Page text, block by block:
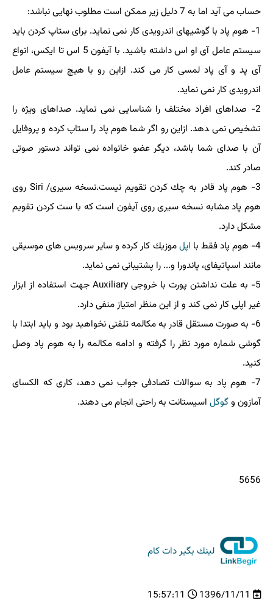
حساب می آید اما به 7 دلیل زیر ممكن است مطلوب نهایی نباشد:
1- هوم پاد با گوشیهای اندرویدی كار نمی نماید. برای ستاپ كردن باید
سیستم عامل آی او اس داشته باشید. با آیفون 5 اس تا ایكس، انواع
آی پد و آی پاد لمسی كار می كند. ازاین رو با هیچ سیستم عامل
اندرویدی كار نمی نماید.
2- صداهای افراد مختلف را شناسایی نمی نماید. صداهای ویژه را
تشخیص نمی ‍دهد. ازاین رو اگر شما هوم پاد را ستاپ كرده و پروفایل
آن با صدای شما باشد، دیگر عضو خانواده نمی تواند دستور صوتی
صادر كند.
3- هوم پاد قادر به چك كردن تقویم نیست.نسخه سیری/ Siri روی
هوم پاد مشابه نسخه سیری روی آیفون است كه با ست كردن تقویم
مشكل دارد.
4- هوم پاد فقط با
اپلموزیك كار كرده و سایر سرویس های موسیقی
مانند اسپاتیفای، پاندورا و... را پشتیبانی نمی نماید.
5- به علت نداشتن پورت با خروجی Auxiliary جهت استفاده از ابزار
غیر اپلی كار نمی كند و از این منظر امتیاز منفی دارد.
6- به صورت مستقل قادر به مكالمه تلفنی نخواهید بود و باید ابتدا با
گوشی شماره مورد نظر را گرفته و ادامه مكالمه را به هوم پاد وصل
كنید.
7- هوم پاد به سوالات تصادفی جواب نمی دهد، كاری كه الكسای
آمازون وگوگل اسیستانت به راحتی انجام می دهند.
5656
لینك بگیر دات كام
1396/11/11
15:57:11